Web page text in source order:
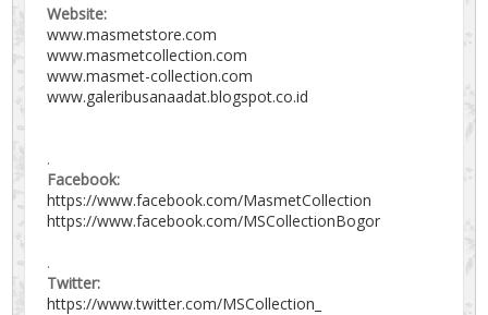
Website:
www.masmetstore.com
www.masmetcollection.com
www.masmet-collection.com
www.galeribusanaadat.blogspot.co.id
.
Facebook:
https://www.facebook.com/MasmetCollection
https://www.facebook.com/MSCollectionBogor
.
Twitter:
https://www.twitter.com/MSCollection_